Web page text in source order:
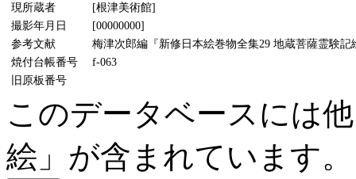
現所蔵者
[根津美術館]
撮影年月日
[00000000]
参考文献
梅津次郎編『新修日本絵巻物全集29 地蔵菩薩霊験
焼付台帳番号
f-063
旧原板番号
このデータベースには
絵」が含まれています。